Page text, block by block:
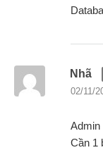
Nhã
02/11/
Admin
Cần 1